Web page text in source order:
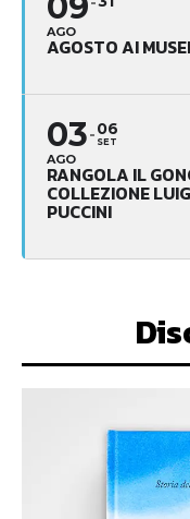
AGO
AGOSTO AI
03
AGO
06
SET
RANGOLA IL
COLLEZIONE
PUCCINI